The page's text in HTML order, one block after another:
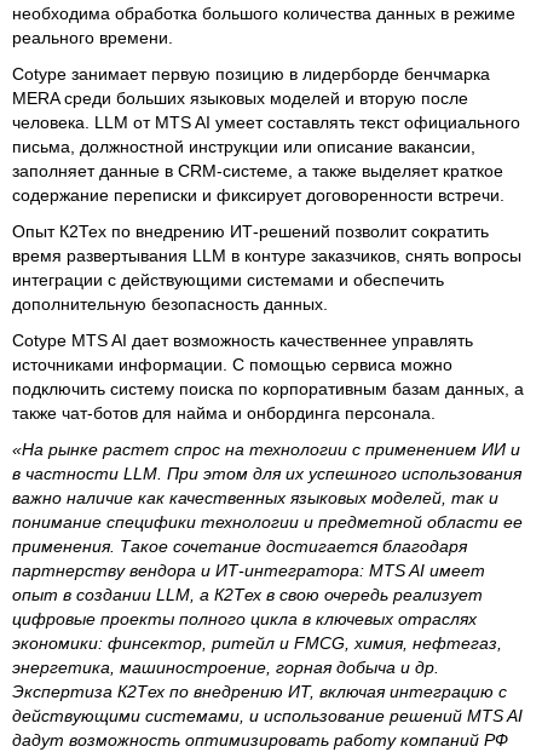
необходима обработка большого количества данных в режиме
реального времени.
Cotype занимает первую позицию в лидерборде бенчмарка
MERA среди больших языковых моделей и вторую после
человека. LLM от MTS AI умеет составлять текст официального
письма, должностной инструкции или описание вакансии,
заполняет данные в CRM-системе, а также выделяет краткое
содержание переписки и фиксирует договоренности встречи.
Опыт К2Тех по внедрению ИТ-решений позволит сократить
время развертывания LLM в контуре заказчиков, снять вопросы
интеграции с действующими системами и обеспечить
дополнительную безопасность данных.
Cotype MTS AI дает возможность качественнее управлять
источниками информации. С помощью сервиса можно
подключить систему поиска по корпоративным базам данных, а
также чат-ботов для найма и онбординга персонала.
«На рынке растет спрос на технологии с применением ИИ и
в частности LLM. При этом для их успешного использования
важно наличие как качественных языковых моделей, так и
понимание специфики технологии и предметной области ее
применения. Такое сочетание достигается благодаря
партнерству вендора и ИТ-интегратора: MTS AI имеет
опыт в создании LLM, а К2Тех в свою очередь реализует
цифровые проекты полного цикла в ключевых отраслях
экономики: финсектор, ритейл и FMCG, химия, нефтегаз,
энергетика, машиностроение, горная добыча и др.
Экспертиза К2Тех по внедрению ИТ, включая интеграцию с
действующими системами, и использование решений MTS AI
дадут возможность оптимизировать работу компаний РФ